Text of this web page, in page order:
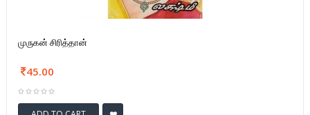
முருகன் சிரித்தான்
45.00